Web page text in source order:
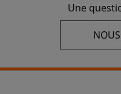
Une